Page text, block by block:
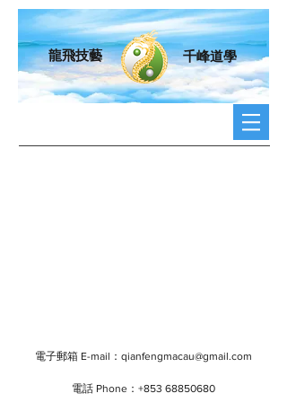
龍飛技藝 千峰道學
電子郵箱 E-mail： qianfengmacau@gmail.com
電話 Phone：+853 68850680